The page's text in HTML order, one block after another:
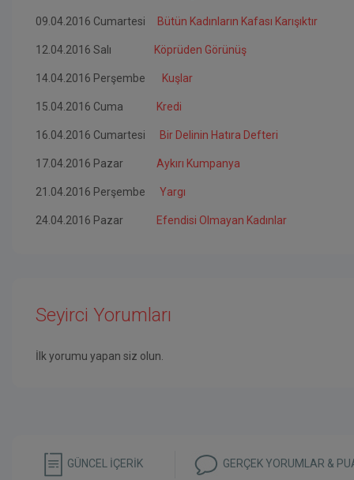
09.04.2016 Cumartesi Bütün Kadınların Kafası Karışıktır
12.04.2016 Salı Köprüden Görünüş
14.04.2016 Perşembe Kuşlar
15.04.2016 Cuma Kredi
16.04.2016 Cumartesi Bir Delinin Hatıra Defteri
17.04.2016 Pazar Aykırı Kumpanya
21.04.2016 Perşembe Yargı
24.04.2016 Pazar Efendisi Olmayan Kadınlar
Seyirci Yorumları
İlk yorumu yapan siz olun.
GÜNCEL İÇERİK GERÇEK YORUMLAR &